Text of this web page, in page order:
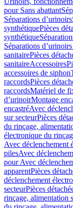
pour Sans abattant
Séparations d’urinoirs
synthétiquePièces
synthétique
Séparations
sanitairePièces
sanitaireAccessoires
accessoires de siphon
raccordsPièces
raccordsMatériel de
dʼurinoirMontage
encastréAvec
sur secteurPièces
du rinçage,
électronique du
Avec déclenchement
pilesAvec
pour Avec
apparentPièces
déclenchement
secteurPièces
rinçage, alimentation